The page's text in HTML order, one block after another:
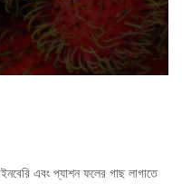
এবং প্যাশন ফলের গাছ লাগাতে